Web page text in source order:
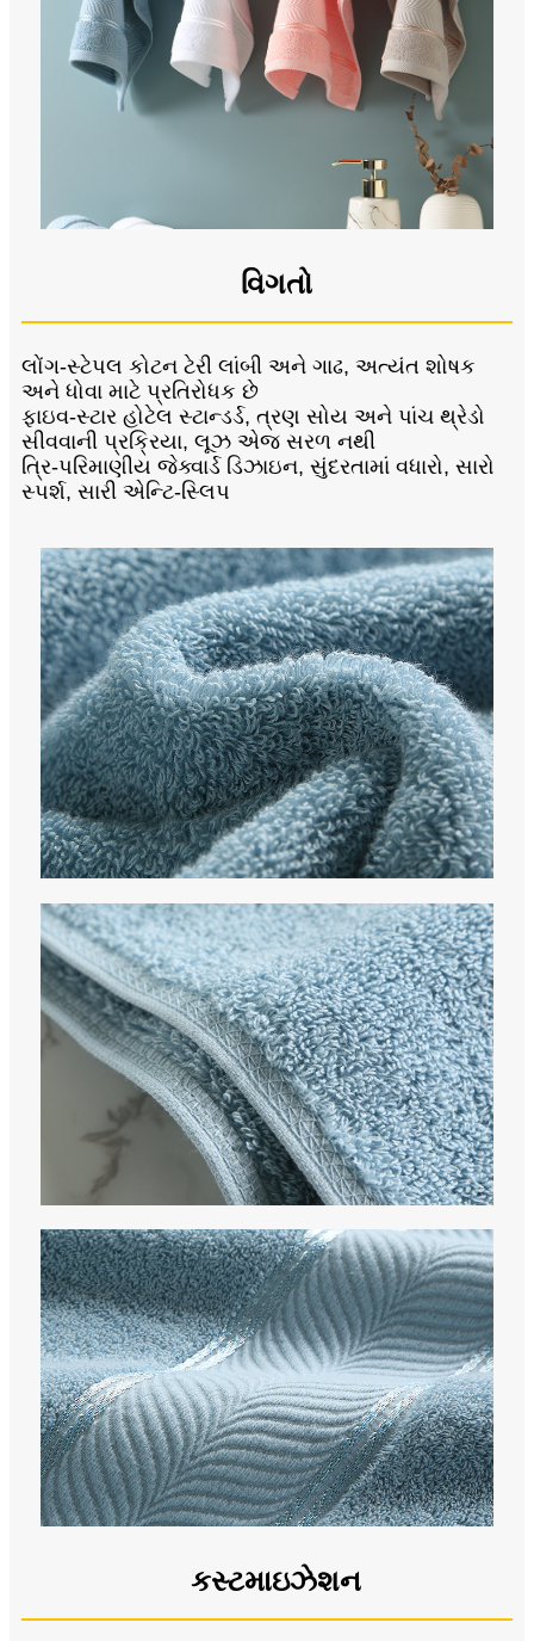
વિગતો
લોંગ-સ્ટેપલ કોટન ટેરી લાંબી અને ગાઢ, અત્યંત શોષક
અને ધોવા માટે પ્રતિરોધક છે
ફાઇવ-સ્ટાર હોટેલ સ્ટાન્ડર્ડ, ત્રણ સોય અને પાંચ થ્રેડો
સીવવાની પ્રક્રિયા, લૂઝ એજ સરળ નથી
ત્રિ-પરિમાણીય જેક્વાર્ડ ડિઝાઇન, સુંદરતામાં વધારો, સારો
સ્પર્શ, સારી એન્ટિ-સ્લિપ
કસ્ટમાઇઝેશન